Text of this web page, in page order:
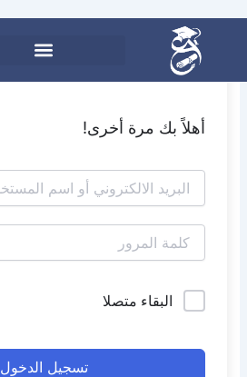
المحتوى
أهلاً بك مرة أخرى!
البقاء متصلا
تسجيل الدخول